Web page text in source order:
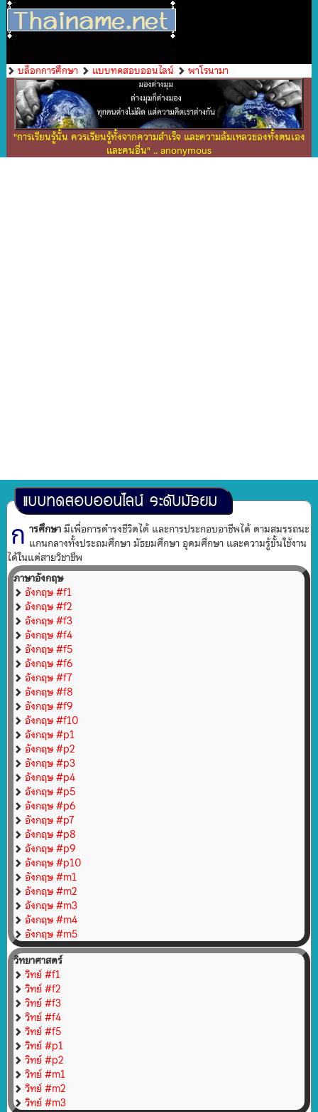
บล็อกการศึกษา แบบทดสอบออนไลน์ พาโรนามา
"การเรียนรู้นั้น ควรเรียนรู้ทั้งจากความสำเร็จ และความล้มเหลวของทั้งตนเอง
และคนอื่น" .. anonymous
แบบทดสอบออนไลน์ ระดับมัธยม
ก ารศึกษามีเพื่อการดำรงชีวิตได้ และการประกอบอาชีพได้ ตามสมรรถนะ
แกนกลางทั้งประถมศึกษา มัธยมศึกษา อุดมศึกษา และความรู้ขั้นใช้งาน
ได้ในแต่สายวิชาชีพ
ภาษาอังกฤษ
อังกฤษ #f1
อังกฤษ #f2
อังกฤษ #f3
อังกฤษ #f4
อังกฤษ #f5
อังกฤษ #f6
อังกฤษ #f7
อังกฤษ #f8
อังกฤษ #f9
อังกฤษ #f10
อังกฤษ #p1
อังกฤษ #p2
อังกฤษ #p3
อังกฤษ #p4
อังกฤษ #p5
อังกฤษ #p6
อังกฤษ #p7
อังกฤษ #p8
อังกฤษ #p9
อังกฤษ #p10
อังกฤษ #m1
อังกฤษ #m2
อังกฤษ #m3
อังกฤษ #m4
อังกฤษ #m5
วิทยาศาสตร์
วิทย์ #f1
วิทย์ #f2
วิทย์ #f3
วิทย์ #f4
วิทย์ #f5
วิทย์ #p1
วิทย์ #p2
วิทย์ #m1
วิทย์ #m2
วิทย์ #m3